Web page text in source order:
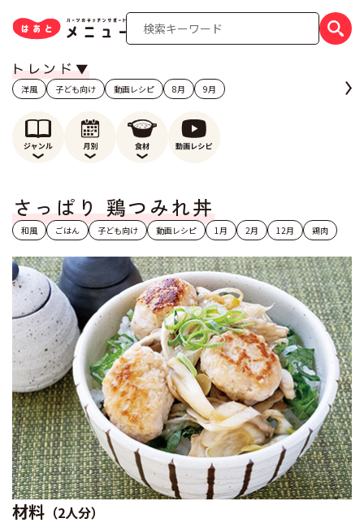
洋風 子ども向け 動画レシピ 8月 9月
さっぱり 鶏つみれ丼
和風 ごはん 子ども向け 動画レシピ 1月 2月 12月 鶏肉
材料 （2人分）